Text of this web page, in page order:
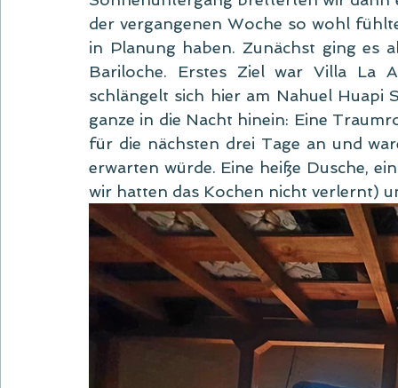
der vergangenen Woche so wohl
in Planung haben. Zunächst ging es
Bariloche. Erstes Ziel war Villa La
schlängelt sich hier am Nahuel Huapi
ganze in die Nacht hinein: Eine
für die nächsten drei Tage an und
erwarten würde. Eine heiße Dusche,
wir hatten das Kochen nicht verlernt)